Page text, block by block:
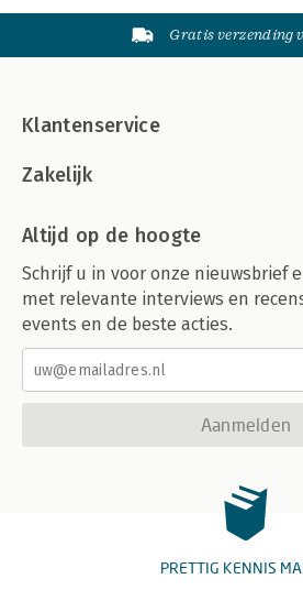
Gratis verzending
Klantenservice
Zakelijk
Altijd op de hoogte
Schrijf u in voor onze nieuwsbrief
met relevante interviews en
events en de beste acties.
Aanmelden
PRETTIG KENNIS